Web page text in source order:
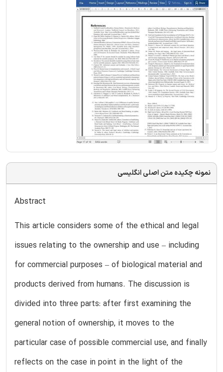
نمونه چکیده متن اصلی انگلیسی
Abstract
This article considers some of the ethical and legal
issues relating to the ownership and use – including
for commercial purposes – of biological material and
products derived from humans. The discussion is
divided into three parts: after first examining the
general notion of ownership, it moves to the
particular case of possible commercial use, and finally
reflects on the case in point in the light of the